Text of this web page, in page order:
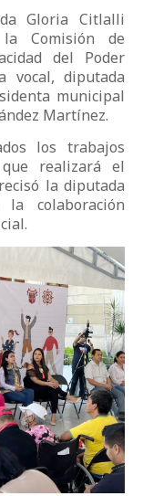
Gloria Citlalli
Comisión de
del Poder
vocal, diputada
municipal
Martínez.
los trabajos
realizará el
la diputada
colaboración